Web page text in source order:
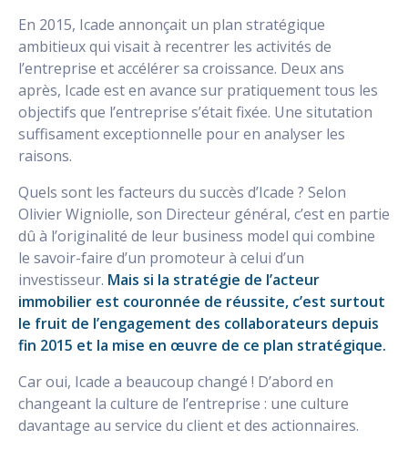
En 2015, Icade annonçait un plan stratégique
ambitieux qui visait à recentrer les activités de
l’entreprise et accélérer sa croissance. Deux ans
après, Icade est en avance sur pratiquement tous les
objectifs que l’entreprise s’était fixée. Une situtation
suffisament exceptionnelle pour en analyser les
raisons.
Quels sont les facteurs du succès d’Icade ? Selon
Olivier Wigniolle, son Directeur général, c’est en partie
dû à l’originalité de leur business model qui combine
le savoir-faire d’un promoteur à celui d’un
investisseur. Mais si la stratégie de l’acteur
immobilier est couronnée de réussite, c’est surtout
le fruit de l’engagement des collaborateurs depuis
fin 2015 et la mise en œuvre de ce plan stratégique.
Car oui, Icade a beaucoup changé ! D’abord en
changeant la culture de l’entreprise : une culture
davantage au service du client et des actionnaires.